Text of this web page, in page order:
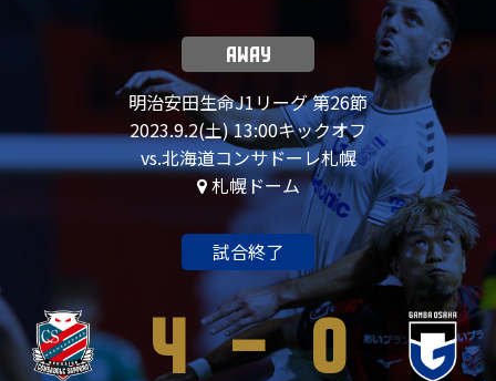
AWAY
明治安田生命J1リーグ 第26節
2023.9.2(土) 13:00キックオフ
vs.北海道コンサドーレ札幌
札幌ドーム
試合終了
4 - 0